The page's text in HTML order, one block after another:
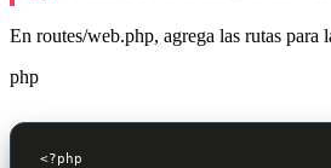
En routes/web.php, agrega las rutas para
php
<?php